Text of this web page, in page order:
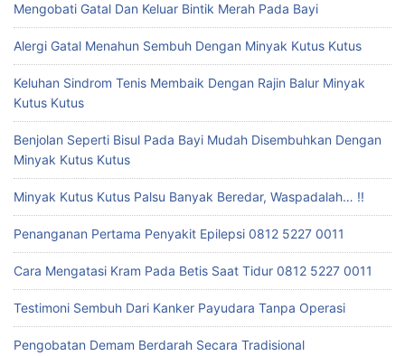
Mengobati Gatal Dan Keluar Bintik Merah Pada Bayi
Alergi Gatal Menahun Sembuh Dengan Minyak Kutus Kutus
Keluhan Sindrom Tenis Membaik Dengan Rajin Balur Minyak
Kutus Kutus
Benjolan Seperti Bisul Pada Bayi Mudah Disembuhkan Dengan
Minyak Kutus Kutus
Minyak Kutus Kutus Palsu Banyak Beredar, Waspadalah… !!
Penanganan Pertama Penyakit Epilepsi 0812 5227 0011
Cara Mengatasi Kram Pada Betis Saat Tidur 0812 5227 0011
Testimoni Sembuh Dari Kanker Payudara Tanpa Operasi
Pengobatan Demam Berdarah Secara Tradisional